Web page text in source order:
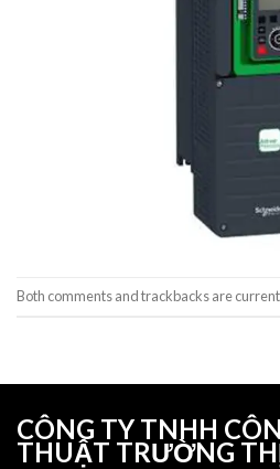
Both comments and trackbacks are
CÔNG TY TNHH
THUẬT TRƯỜNG